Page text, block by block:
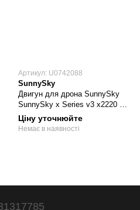
Артикул: U0742088
SunnySky
Двигун для дрона SunnySky
SunnySky x Series v3 x2220 V3
Brushless Motors 2200KV
(X2220-2200KV)
Ціну уточнюйте
Немає в наявності